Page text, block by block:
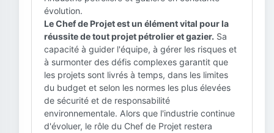
évolution.
Le Chef de Projet est un élément vital pour la
réussite de tout projet pétrolier et gazier. Sa
capacité à guider l'équipe, à gérer les risques et
à surmonter des défis complexes garantit que
les projets sont livrés à temps, dans les limites
du budget et selon les normes les plus élevées
de sécurité et de responsabilité
environnementale. Alors que l'industrie continue
d'évoluer, le rôle du Chef de Projet restera